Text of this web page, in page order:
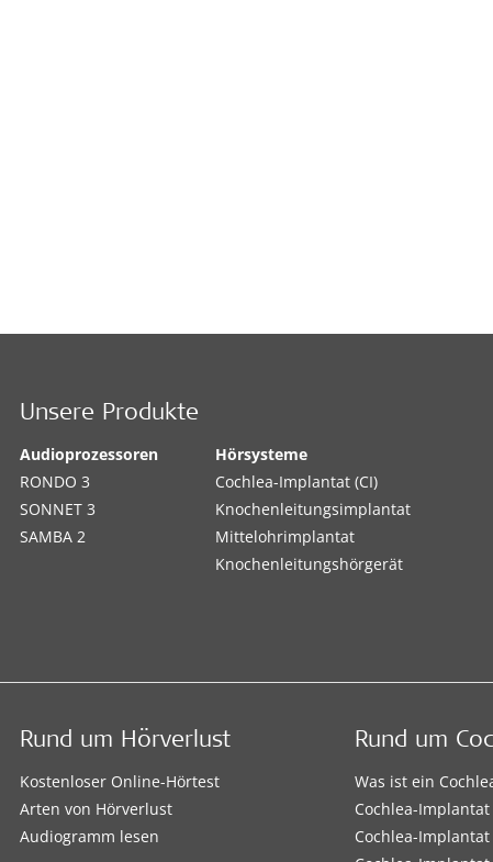
Unsere Produkte
Audioprozessoren
RONDO 3
SONNET 3
SAMBA 2
Hörsysteme
Cochlea-Implantat (CI)
Knochenleitungsimplantat
Mittelohrimplantat
Knochenleitungshörgerät
Rund um Hörverlust
Kostenloser Online-Hörtest
Arten von Hörverlust
Audiogramm lesen
Rund um
Was ist ein
Cochlea-
Cochlea-Implantat